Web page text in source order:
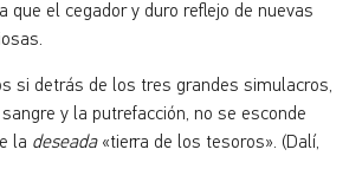
que el cegador y duro reflejo de nuevas
si detrás de los tres grandes simulacros,
y la putrefacción, no se esconde
la deseada«tierra de los tesoros». (Dalí,